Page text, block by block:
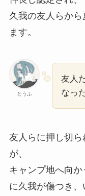
久我の友人らから
ます。
とうふ
友人
なっ
友人らに押し切
が、
キャンプ地へ向
に久我が傷つき